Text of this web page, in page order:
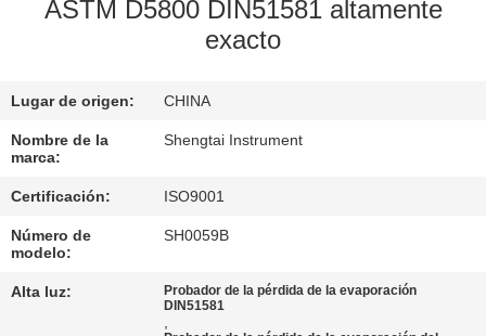
CALIDAD
ÉNTRENOS
EN
CONTACTO
CON
ASTM D5800 DIN51581 altamente
exacto
Lugar de origen: CHINA
Nombre de la
marca:
Shengtai Instrument
Certificación: ISO9001
Número de
modelo:
SH0059B
Alta luz:
Probador de la pérdida de la evaporación
DIN51581
,